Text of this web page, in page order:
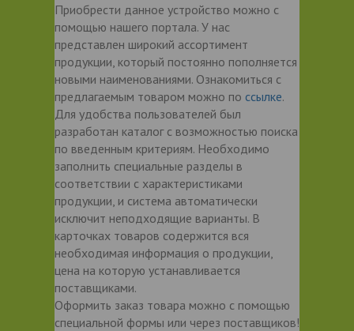
Приобрести данное устройство можно с
помощью нашего портала. У нас
представлен широкий ассортимент
продукции, который постоянно пополняется
новыми наименованиями. Ознакомиться с
предлагаемым товаром можно по ссылке.
Для удобства пользователей был
разработан каталог с возможностью поиска
по введенным критериям. Необходимо
заполнить специальные разделы в
соответствии с характеристиками
продукции, и система автоматически
исключит неподходящие варианты. В
карточках товаров содержится вся
необходимая информация о продукции,
цена на которую устанавливается
поставщиками.
Оформить заказ товара можно с помощью
специальной формы или через поставщиков!